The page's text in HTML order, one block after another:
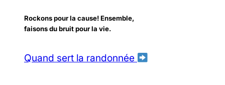
Rockons pour la cause! Ensemble,
faisons du bruit pour la vie.
Quand sert la randonnée